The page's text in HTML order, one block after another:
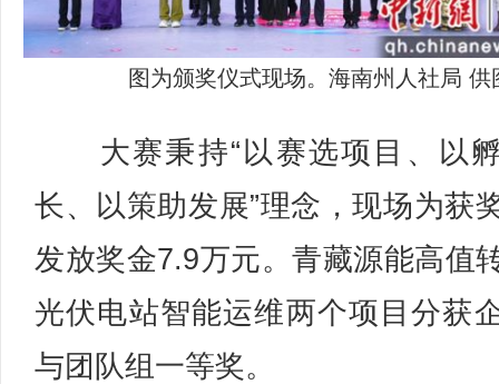
图为颁奖仪式现场。海南州人社局 供
大赛秉持“以赛选项目、以
长、以策助发展”理念，现场为获
发放奖金7.9万元。青藏源能高值
光伏电站智能运维两个项目分获
与团队组一等奖。